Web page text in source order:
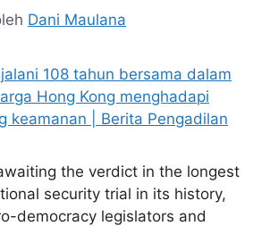
Dani Maulana
the verdict in the longest
security trial in its history,
democracy legislators and